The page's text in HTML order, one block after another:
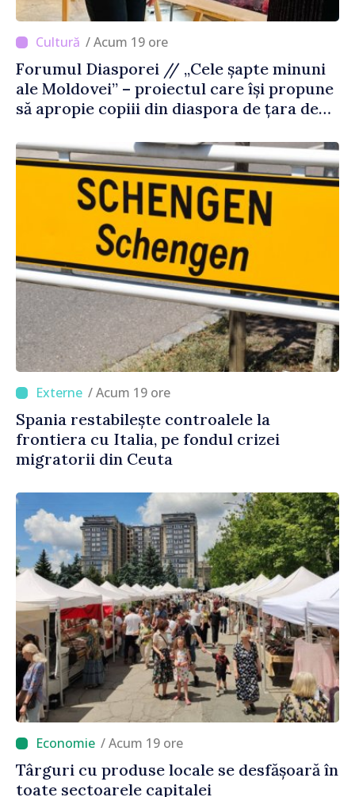
/ Acum 19 ore
Forumul Diasporei // „Cele șapte minuni
ale Moldovei” – proiectul care își propune
să apropie copiii din diaspora de țara de
/ Acum 19 ore
Spania restabilește controalele la
frontiera cu Italia, pe fondul crizei
migratorii din Ceuta
/ Acum 19 ore
Târguri cu produse locale se desfășoară în
toate sectoarele capitalei